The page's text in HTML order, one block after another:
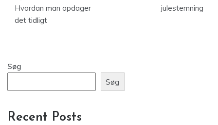
Hvordan man opdager
det tidligt
julestemning
Søg
Søg
Recent Posts